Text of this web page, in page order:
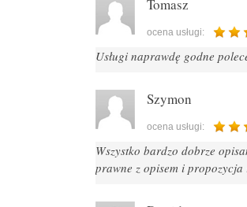
Tomasz
ocena usługi:
Usługi naprawdę godne
Szymon
ocena usługi:
Wszystko bardzo dobrze
prawne z opisem i